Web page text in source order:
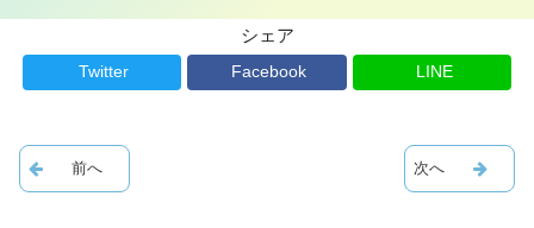
シェア
Twitter Facebook LINE